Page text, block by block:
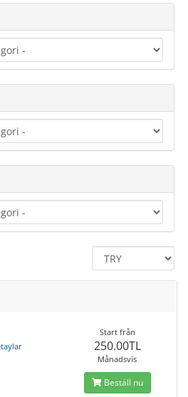
Start från
250.00TL
Månadsvis
Beställ nu